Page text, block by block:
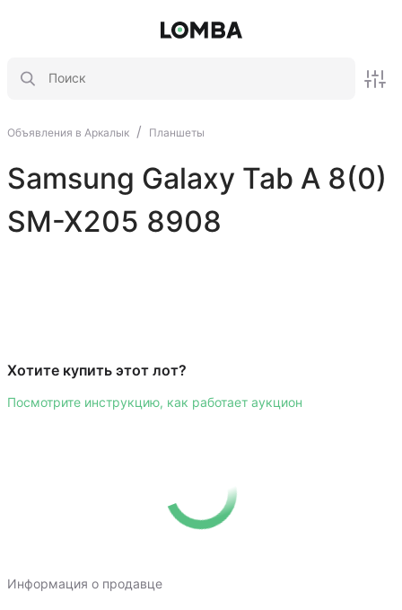
Объявления в Аркалык / Планшеты
Samsung Galaxy Tab A 8(0)
SM-X205 8908
Хотите купить этот лот?
Посмотрите инструкцию, как работает аукцион
Информация о продавце